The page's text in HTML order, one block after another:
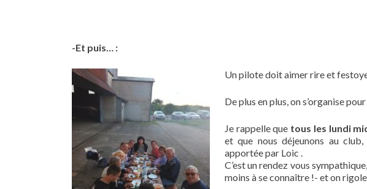
-Et puis… :
Un pilote doit aimer rire et
De plus en plus, on s’organise
Je rappelle que tous les lundi
et que nous déjeunons au
apportée par Loic .
C’est un rendez vous
moins à se connaître !- et on